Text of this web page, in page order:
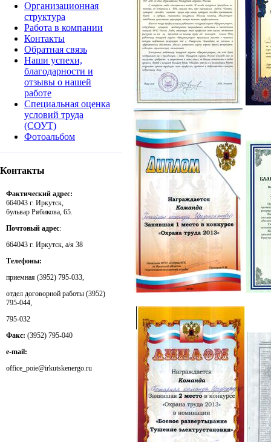
Организационная
структура
Работа в компании
Контакты
Обратная связь
Наши успехи,
благодарности и
отзывы о нашей
работе
Специальная оценка
условий труда
(СОУТ)
Фотоальбом
Контакты
Фактический адрес:
664043 г. Иркутск,
бульвар Рябикова, 65.
Почтовый адрес:
664043 г. Иркутск, а/я 38
Телефоны:
приемная (3952) 795-033,
отдел договорной работы (3952)
795-044,
795-032
Факс: (3952) 795-040
e-mail:
office_poie@irkutskenergo.ru